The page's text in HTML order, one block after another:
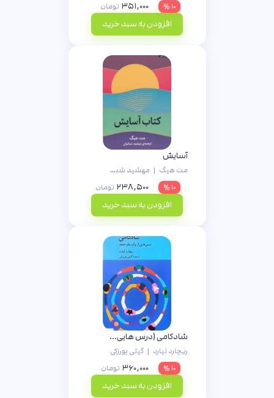
۱۰ %
۳۵۱,۰۰۰ تومان
افزودن به سبد خرید
آسایش
مت هیگ | مهشید شبانیان
۱۰ %
۲۳۸,۵۰۰ تومان
افزودن به سبد خرید
شادکامی (درس هایی از یک علم جدید)
ریچارد لیارد | گیتی پورزکی
۱۰ %
۳۶۰,۰۰۰ تومان
افزودن به سبد خرید